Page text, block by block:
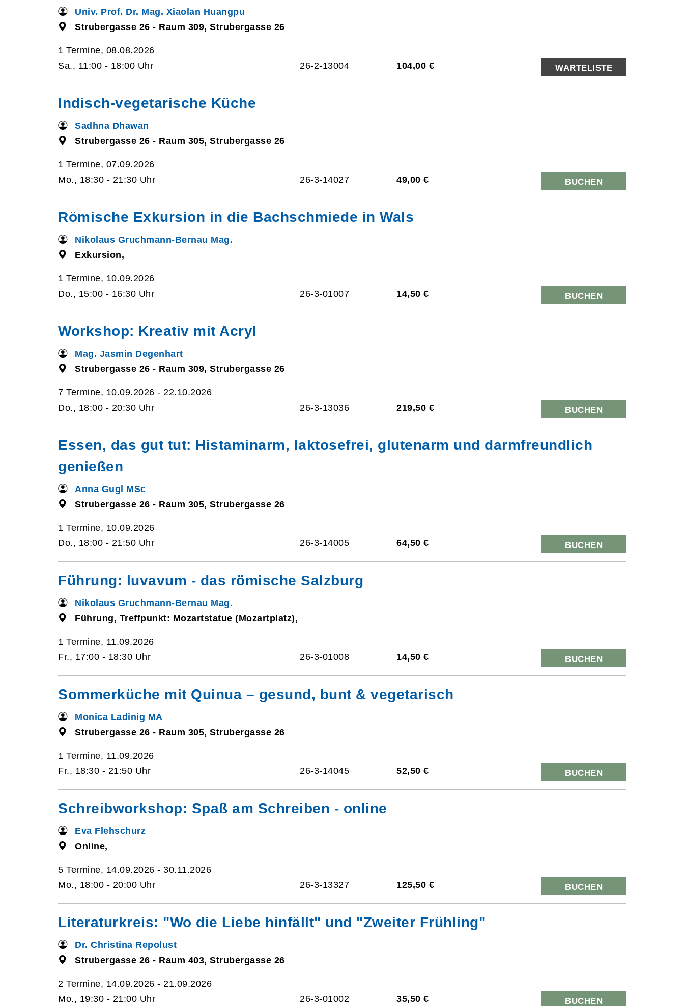
Univ. Prof. Dr. Mag. Xiaolan Huangpu
Strubergasse 26 - Raum 309, Strubergasse 26
1 Termine, 08.08.2026
Sa., 11:00 - 18:00 Uhr
26-2-13004 104,00 € WARTELISTE
Indisch-vegetarische Küche
Sadhna Dhawan
Strubergasse 26 - Raum 305, Strubergasse 26
1 Termine, 07.09.2026
Mo., 18:30 - 21:30 Uhr
26-3-14027 49,00 € BUCHEN
Römische Exkursion in die Bachschmiede in Wals
Nikolaus Gruchmann-Bernau Mag.
Exkursion,
1 Termine, 10.09.2026
Do., 15:00 - 16:30 Uhr
26-3-01007 14,50 € BUCHEN
Workshop: Kreativ mit Acryl
Mag. Jasmin Degenhart
Strubergasse 26 - Raum 309, Strubergasse 26
7 Termine, 10.09.2026 - 22.10.2026
Do., 18:00 - 20:30 Uhr
26-3-13036 219,50 € BUCHEN
Essen, das gut tut: Histaminarm, laktosefrei, glutenarm und darmfreundlich
genießen
Anna Gugl MSc
Strubergasse 26 - Raum 305, Strubergasse 26
1 Termine, 10.09.2026
Do., 18:00 - 21:50 Uhr
26-3-14005 64,50 € BUCHEN
Führung: luvavum - das römische Salzburg
Nikolaus Gruchmann-Bernau Mag.
Führung, Treffpunkt: Mozartstatue (Mozartplatz),
1 Termine, 11.09.2026
Fr., 17:00 - 18:30 Uhr
26-3-01008 14,50 € BUCHEN
Sommerküche mit Quinua – gesund, bunt & vegetarisch
Monica Ladinig MA
Strubergasse 26 - Raum 305, Strubergasse 26
1 Termine, 11.09.2026
Fr., 18:30 - 21:50 Uhr
26-3-14045 52,50 € BUCHEN
Schreibworkshop: Spaß am Schreiben - online
Eva Flehschurz
Online,
5 Termine, 14.09.2026 - 30.11.2026
Mo., 18:00 - 20:00 Uhr
26-3-13327 125,50 € BUCHEN
Literaturkreis: "Wo die Liebe hinfällt" und "Zweiter Frühling"
Dr. Christina Repolust
Strubergasse 26 - Raum 403, Strubergasse 26
2 Termine, 14.09.2026 - 21.09.2026
Mo., 19:30 - 21:00 Uhr
26-3-01002 35,50 € BUCHEN